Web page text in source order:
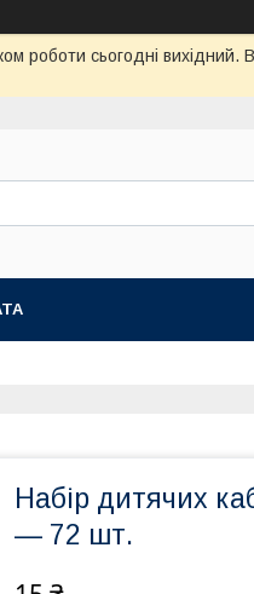
роботи сьогодні
Набір дитячих
— 72 шт.